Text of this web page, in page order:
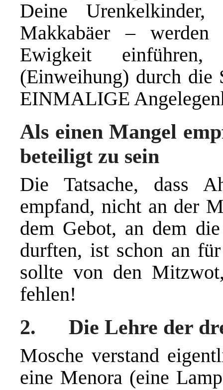
Deine
Makkabäer – werden
Ewigkeit
(Einweihung) durch die
EINMALIGE
Als einen Mangel
beteiligt zu sein
Die Tatsache, dass
empfand, nicht an der
dem Gebot, an dem
durften, ist schon an
sollte von den
fehlen!
2. Die Lehre der
Mosche verstand
eine Menora (eine